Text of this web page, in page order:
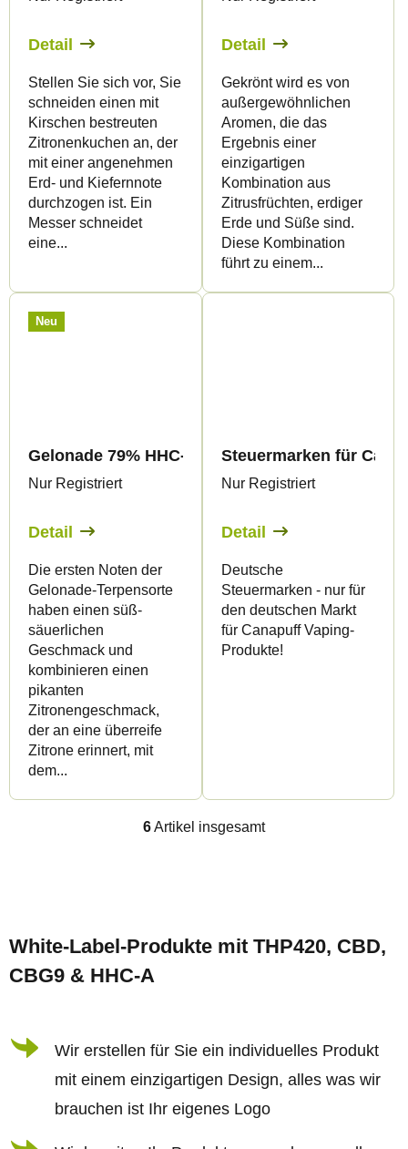
Detail
Stellen Sie sich vor, Sie
schneiden einen mit
Kirschen bestreuten
Zitronenkuchen an, der
mit einer angenehmen
Erd- und Kiefernnote
durchzogen ist. Ein
Messer schneidet
eine...
Detail
Gekrönt wird es von
außergewöhnlichen
Aromen, die das
Ergebnis einer
einzigartigen
Kombination aus
Zitrusfrüchten, erdiger
Erde und Süße sind.
Diese Kombination
führt zu einem...
Neu
Gelonade 79% HHC-A - Vape - 1ml - Canapuff
Nur Registriert
Detail
Die ersten Noten der
Gelonade-Terpensorte
haben einen süß-
säuerlichen
Geschmack und
kombinieren einen
pikanten
Zitronengeschmack,
der an eine überreife
Zitrone erinnert, mit
dem...
Steuermarken für
Nur Registriert
Detail
Deutsche
Steuermarken - nur für
den deutschen Markt
für Canapuff Vaping-
Produkte!
S
e
e
m
e
n
6Artikel insgesamt
u
ß
z
White-Label-Produkte mit THP420, CBD,
CBG9 & HHC-A
Wir erstellen für Sie ein individuelles Produkt
mit einem einzigartigen Design, alles was wir
brauchen ist Ihr eigenes Logo